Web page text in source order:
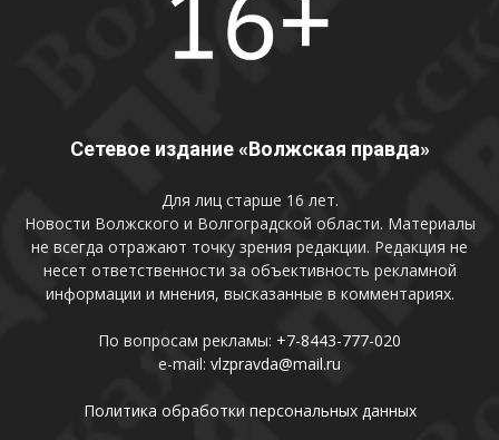
Сетевое издание «Волжская правда»
Для лиц старше 16 лет.
Новости Волжского и Волгоградской области. Материалы
не всегда отражают точку зрения редакции. Редакция не
несет ответственности за объективность рекламной
информации и мнения, высказанные в комментариях.
По вопросам рекламы: +7-8443-777-020
e-mail: vlzpravda@mail.ru
Политика обработки персональных данных